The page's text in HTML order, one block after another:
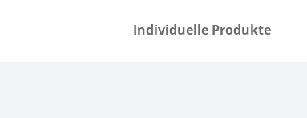
Individuelle Produkte